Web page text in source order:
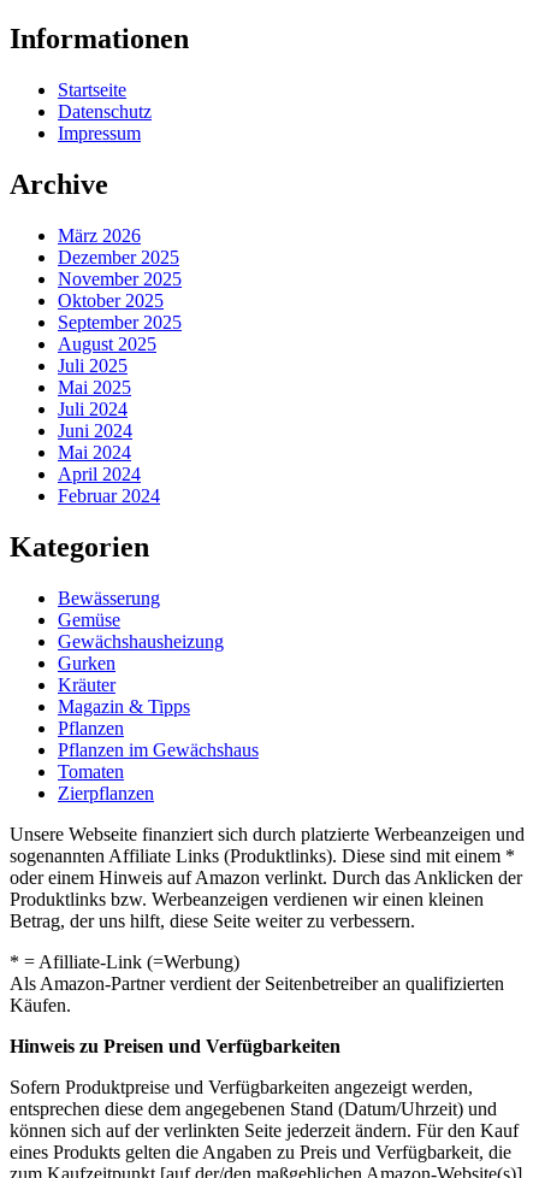
Informationen
Startseite
Datenschutz
Impressum
Archive
März 2026
Dezember 2025
November 2025
Oktober 2025
September 2025
August 2025
Juli 2025
Mai 2025
Juli 2024
Juni 2024
Mai 2024
April 2024
Februar 2024
Kategorien
Bewässerung
Gemüse
Gewächshausheizung
Gurken
Kräuter
Magazin & Tipps
Pflanzen
Pflanzen im Gewächshaus
Tomaten
Zierpflanzen
Unsere Webseite finanziert sich durch platzierte Werbeanzeigen und
sogenannten Affiliate Links (Produktlinks). Diese sind mit einem *
oder einem Hinweis auf Amazon verlinkt. Durch das Anklicken der
Produktlinks bzw. Werbeanzeigen verdienen wir einen kleinen
Betrag, der uns hilft, diese Seite weiter zu verbessern.
* = Afilliate-Link (=Werbung)
Als Amazon-Partner verdient der Seitenbetreiber an qualifizierten
Käufen.
Hinweis zu Preisen und Verfügbarkeiten
Sofern Produktpreise und Verfügbarkeiten angezeigt werden,
entsprechen diese dem angegebenen Stand (Datum/Uhrzeit) und
können sich auf der verlinkten Seite jederzeit ändern. Für den Kauf
eines Produkts gelten die Angaben zu Preis und Verfügbarkeit, die
zum Kaufzeitpunkt [auf der/den maßgeblichen Amazon-Website(s)]